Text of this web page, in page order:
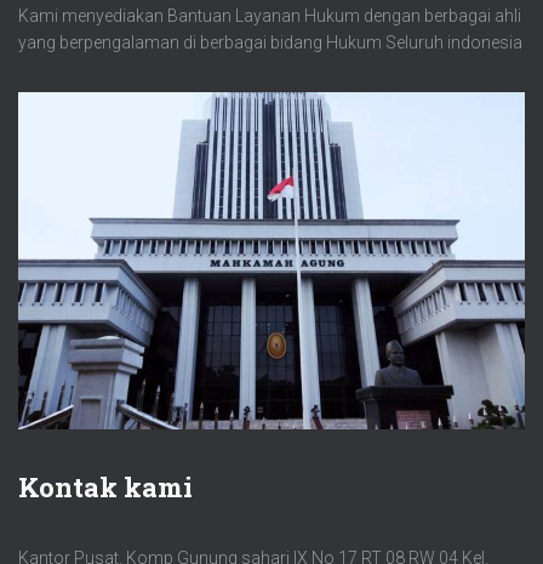
Kami menyediakan Bantuan Layanan Hukum dengan berbagai ahli
yang berpengalaman di berbagai bidang Hukum Seluruh indonesia
Kontak kami
Kantor Pusat. Komp Gunung sahari IX No 17 RT 08 RW 04 Kel.